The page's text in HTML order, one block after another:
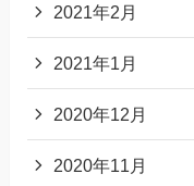
2021年2月
2021年1月
2020年12月
2020年11月